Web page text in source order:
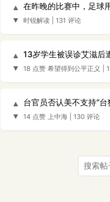
▲
▼
在昨晚的比赛中，足球
时锐解读 131 评论
▲
▼
13岁学生被误诊艾滋后
18 点赞 希望得到公平正义
▲
▼
台官员否认美不支持“台
14 点赞 上中海 130 评论